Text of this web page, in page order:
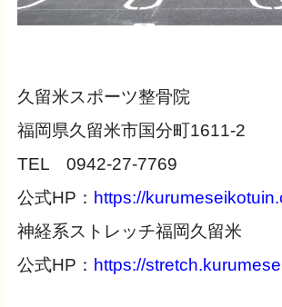
久留米スポーツ整骨院
福岡県久留米市国分町1611-2
TEL 0942-27-7769
公式HP： https://
神経系ストレッチ福岡久留米
公式HP： https://